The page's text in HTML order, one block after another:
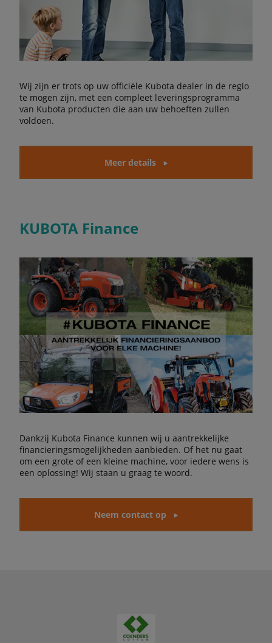
Wij zijn er trots op uw officiële Kubota dealer in de regio
te mogen zijn, met een compleet leveringsprogramma
van Kubota producten die aan uw behoeften zullen
voldoen.
Meer details
KUBOTA Finance
Dankzij Kubota Finance kunnen wij u aantrekkelijke
financieringsmogelijkheden aanbieden. Of het nu gaat
om een grote of een kleine machine, voor iedere wens is
een oplossing! Wij staan u graag te woord.
Neem contact op